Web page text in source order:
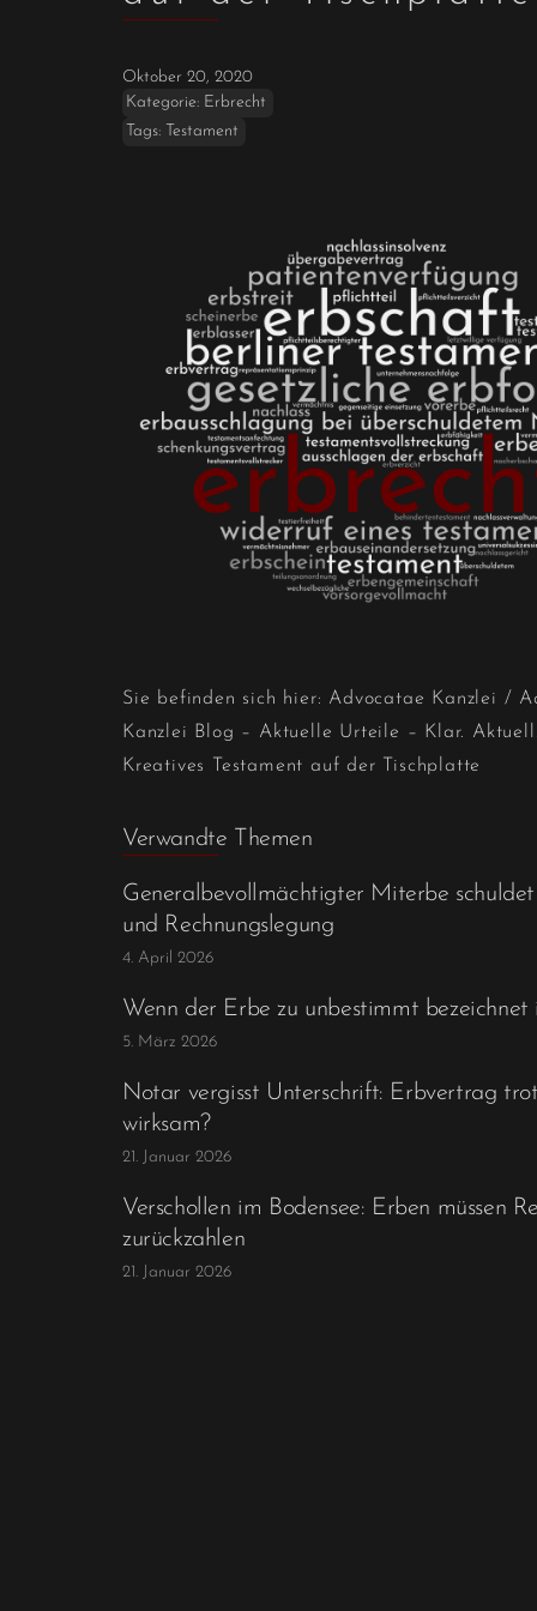
Oktober 20, 2020
Kategorie: Erbrecht
Tags: Testament
Sie befinden sich hier: Advocatae Kanzlei /
Kanzlei Blog – Aktuelle Urteile – Klar.
Kreatives Testament auf der Tischplatte
Verwandte Themen
Generalbevollmächtigter Miterbe
und Rechnungslegung
4. April 2026
Wenn der Erbe zu unbestimmt bezeichnet
5. März 2026
Notar vergisst Unterschrift: Erbvertrag
wirksam?
21. Januar 2026
Verschollen im Bodensee: Erben müssen
zurückzahlen
21. Januar 2026